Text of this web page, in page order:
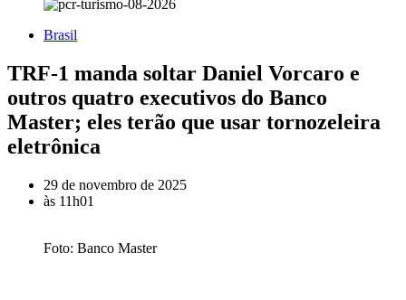
Brasil
TRF-1 manda soltar Daniel Vorcaro e
outros quatro executivos do Banco
Master; eles terão que usar tornozeleira
eletrônica
29 de novembro de 2025
às 11h01
Foto: Banco Master